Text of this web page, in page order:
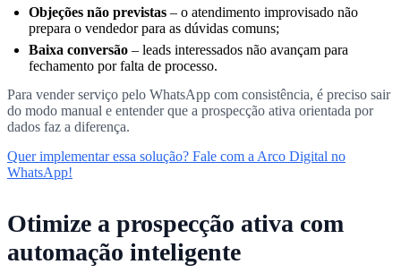
Objeções não previstas – o atendimento improvisado não
prepara o vendedor para as dúvidas comuns;
Baixa conversão – leads interessados não avançam para
fechamento por falta de processo.
Para vender serviço pelo WhatsApp com consistência, é preciso sair
do modo manual e entender que a prospecção ativa orientada por
dados faz a diferença.
Quer implementar essa solução? Fale com a Arco Digital no
WhatsApp!
Otimize a prospecção ativa com
automação inteligente